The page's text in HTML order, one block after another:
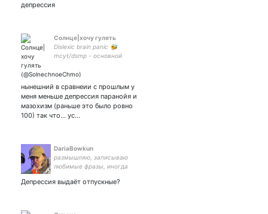
депрессия
Солнце|хочу гулять
Dislexic brain panic 🐝
mcyt/dsmp - основной
нибудь доделаю но пока
нынешний в сравнеии с прошлым у
меня меньше депрессия паранойя и
мазохизм (раньше это было ровно
100) так что... ус…
DariaBowkun
размышляю, записываю
любимые фразы, иногда
так что... листай дальше.
Депрессия выдаёт отпускные?